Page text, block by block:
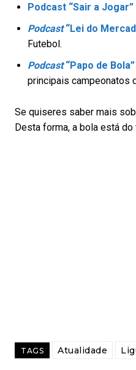
Podcast “Sair a Jogar”
Podcast“Lei do
Futebol.
Podcast“Papo de Bola”
principais campeonatos
Se quiseres saber mais
Desta forma, a bola está
TAGS Atualidade